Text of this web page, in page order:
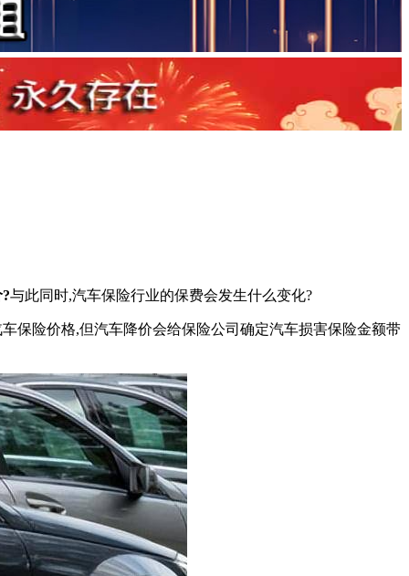
与此同时,汽车保险行业的保费会发生什么变化?
保险价格,但汽车降价会给保险公司确定汽车损害保险金额带